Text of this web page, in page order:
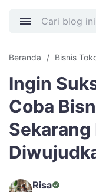
Beranda Bisnis
Ingin
Coba
Sekarang
Risa